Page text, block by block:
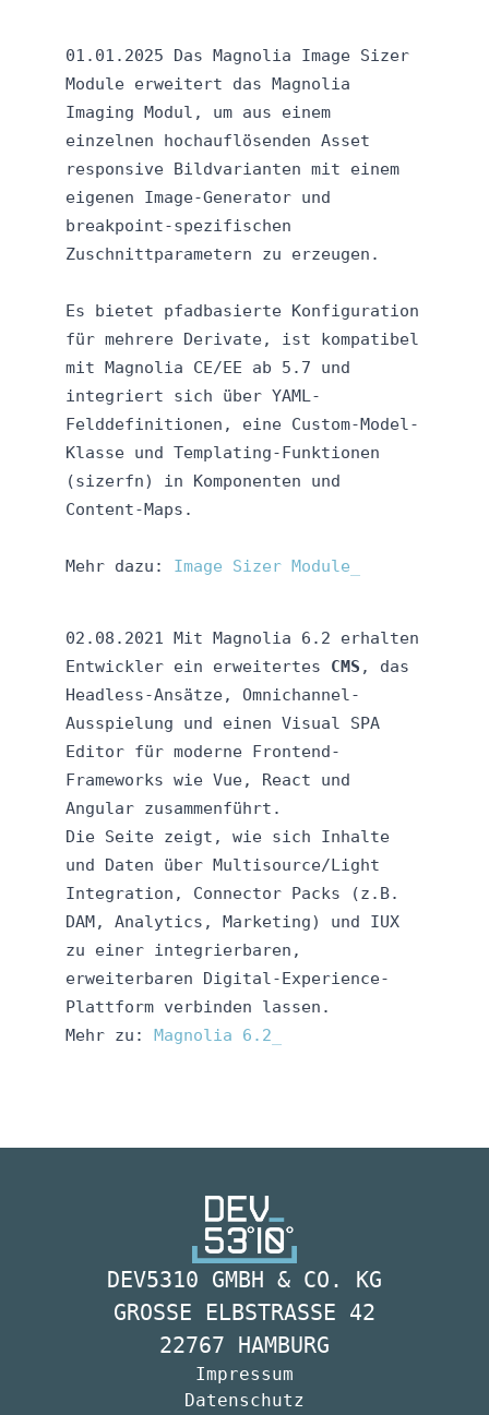
01.01.2025 Das Magnolia Image Sizer
Module erweitert das Magnolia
Imaging Modul, um aus einem
einzelnen hochauflösenden Asset
responsive Bildvarianten mit einem
eigenen Image-Generator und
breakpoint-spezifischen
Zuschnittparametern zu erzeugen.
Es bietet pfadbasierte Konfiguration
für mehrere Derivate, ist kompatibel
mit Magnolia CE/EE ab 5.7 und
integriert sich über YAML-
Felddefinitionen, eine Custom-Model-
Klasse und Templating-Funktionen
(sizerfn) in Komponenten und
Content-Maps.
Mehr dazu: Image Sizer Module
02.08.2021 Mit Magnolia 6.2 erhalten
Entwickler ein erweitertes CMS , das
Headless-Ansätze, Omnichannel-
Ausspielung und einen Visual SPA
Editor für moderne Frontend-
Frameworks wie Vue, React und
Angular zusammenführt.​
Die Seite zeigt, wie sich Inhalte
und Daten über Multisource/Light
Integration, Connector Packs (z.B.
DAM, Analytics, Marketing) und IUX
zu einer integrierbaren,
erweiterbaren Digital-Experience-
Plattform verbinden lassen.​
Mehr zu: Magnolia 6.2
DEV5310 GMBH & CO. KG
GROSSE ELBSTRASSE 42
22767 HAMBURG
Impressum
Datenschutz